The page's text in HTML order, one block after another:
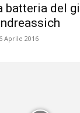
batteria del
Aprile 2016